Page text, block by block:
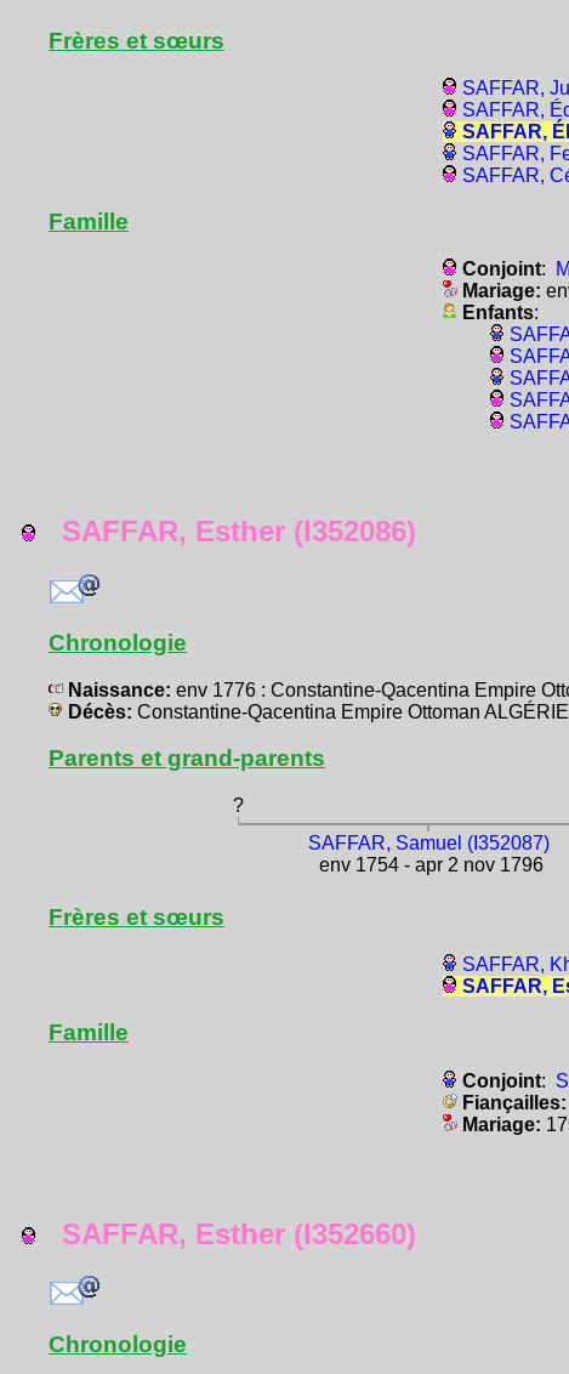
Frères et sœurs
SAFFAR,
SAFFAR,
SAFFAR,
SAFFAR,
SAFFAR,
Famille
Conjoint:
Mariage:
Enfants:
SAFFAR, Esther (I352086)
Chronologie
Naissance: env 1776 : Constantine-Qacentina Empire
Décès: Constantine-Qacentina Empire Ottoman
Parents et grand-parents
?
SAFFAR, Samuel (I352087)
env 1754 - apr 2 nov 1796
Frères et sœurs
SAFFAR,
SAFFAR,
Famille
Conjoint:
Fiançailles:
Mariage:
SAFFAR, Esther (I352660)
Chronologie